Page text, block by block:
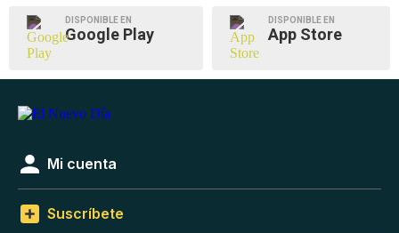
DISPONIBLE EN
Google Play
DISPONIBLE EN
App Store
Mi cuenta
Suscríbete